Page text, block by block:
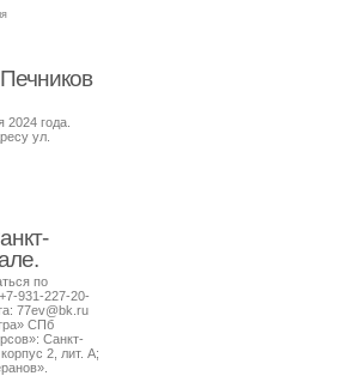
года.
ул.
по
931-227-20-
77ev@bk.ru
СПб
Санкт-
2, лит. А;